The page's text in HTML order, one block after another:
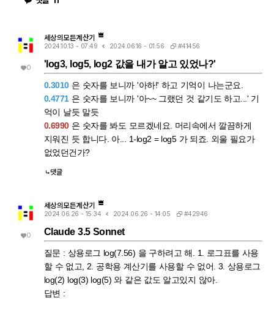
끄럽게 만드는 원인입니다. 첫 번째 시도에서는 i가 살아있는 원래 식
산 단계에서 이미 그런 세밀한 정의역 추적을 CAS 스스로 포기(단
순화)했기 때문에, 이후 ω에 무리식을 대입해도 "이게 실수가 맞
나?" 하는 검증 절차 없이 그냥 대수적으로 치환·정리해 버립니다. 그
래서 깔끔하게 √c/√l이 나온 겁니다. 한 줄 요약 절댓값 계산 시 뜬
"정의역이 넓어졌을 수 있다"는 경고는, CAS가 그 순간에 원래 식의
태"이기 때문에 뒤에 이어지는 조건식 대입이 막힘없이 진행된 것입
니다. 다만 그 대가로, 결과인 1/√(r²+l²·ω²)이나 최종 √c/√l이 원
래 회로 조건(i≠0이 되는 경계, 분모가 0이 되는 경우 등)에서는 엄
밀히 성립하지 않을 수 있다는 점은 감안하셔야 합니다. 실제 물리적
으로는 r, l, c > 0이고 결과도 물리적으로 타당한 형태라 문제없어
보이지만, 수학적 엄밀성 측면에서는 "정의역이 넓어진 근사적 결
과"라는 꼬리표가 붙어있는 셈입니다.
되어 있지 않습니다. 그래서 CAS는 i와 이 무리식을 더 정리(유리화,
"복소수 → 실수" 변환을 완료한 결과입니다. 즉 1/√(r²+l²·ω²)에는
더 이상 i가 없고, 순수하게 r, l, ω로만 이루어진 실수식입니다. 이 식
에 ω = con_1을 대입하는 것은 그냥 실수 대수식에 실수 대입하는
것이므로, i와 무리식이 뒤엉키는 문제 자체가 발생하지 않습니다. 그
래서 바로 깔끔하게 √c/√l로 정리됩니다. 정리하면 절댓값(모듈러
스) 계산은 "이 값들이 실수다"라는 가정을 이미 내부적으로 써서 i를
제거하는 연산입니다. 그 연산을 조건 대입 이전에 해두면, 이후 대입
은 단순 실수 대입이라 문제없이 정리됩니다. 반대로 i가 남아있는 식
에 무리식을 포함한 조건을 먼저 대입하면, 그 무리식의 실수성/부호
에 대한 가정이 없어서 CAS가 i를 소거하는 재간소화를 못 하고 멈
춰버립니다. 실용적 팁: 복소식에 조건을 대입해야 할 때는 가능하면
절댓값·실수화(유리화) 등을 먼저 끝내서 i를 없앤 뒤 조건을 대입하
한 번 더 걸어주면 (필요한 도메인 조건과 함께) 정리가 되는 경우가
많습니다.
0
세상의모든계산기
2024.10.13 - 07:49 2024.06.16 - 01:56 #41456
'log3, log5, log2 값을 내가 알고 있었나?'
0.3010은 숫자를 보니까 '아하!' 하고 기억이 나는군요.
0.4771은 숫자를 보니까 '아~~ 그랬던 것 같기도 하고...' 기
억이 날듯 말듯
0.6990은 숫자를 봐도 모르겠네요. 머리속에서 깔끔하게
지워진 듯 합니다. 아... 1-log2 = log5 가 되죠. 외울 필요가
없었던건가?
댓글
0
세상의모든계산기
2024.06.26 - 15:34 2024.06.26 - 14:05 #42946
Claude 3.5 Sonnet
질문 : 상용로그 log(7.56) 을 구하려고 해. 1. 로그표를 사용
할 수 없고, 2. 공학용 계산기를 사용할 수 없어. 3. 상용로그
log(2) log(3) log(5) 와 같은 값도 알고있지 않아.
답변 :